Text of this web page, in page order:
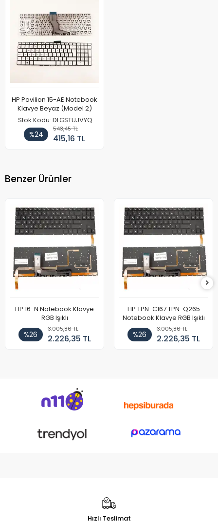
HP Pavilion 15-AE Notebook
Klavye Beyaz (Model 2)
Stok Kodu: DLGSTUJVYQ
%24
543,45 TL
415,16 TL
Benzer Ürünler
HP 16-N Notebook Klavye
RGB Işıklı
%26
3.005,86 TL
2.226,35 TL
HP TPN-C167 TPN-Q265
Notebook Klavye RGB Işıklı
%26
3.005,86 TL
2.226,35 TL
Hızlı Teslimat